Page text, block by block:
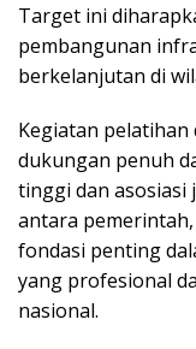
Target ini
pembangunan
berkelanjutan di
Kegiatan
dukungan penuh
tinggi dan asosiasi
antara pemerintah,
fondasi penting
yang profesional
nasional.